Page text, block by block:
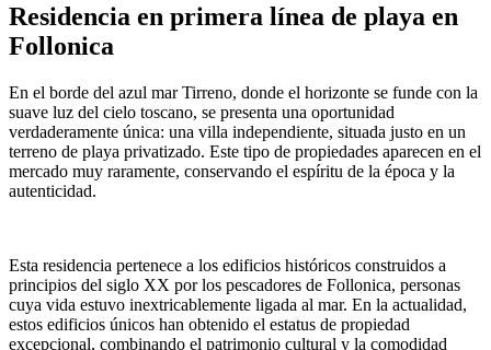
Residencia en primera línea de playa en
Follonica
En el borde del azul mar Tirreno, donde el horizonte se funde con la
suave luz del cielo toscano, se presenta una oportunidad
verdaderamente única: una villa independiente, situada justo en un
terreno de playa privatizado. Este tipo de propiedades aparecen en el
mercado muy raramente, conservando el espíritu de la época y la
autenticidad.
Esta residencia pertenece a los edificios históricos construidos a
principios del siglo XX por los pescadores de Follonica, personas
cuya vida estuvo inextricablemente ligada al mar. En la actualidad,
estos edificios únicos han obtenido el estatus de propiedad
excepcional, combinando el patrimonio cultural y la comodidad